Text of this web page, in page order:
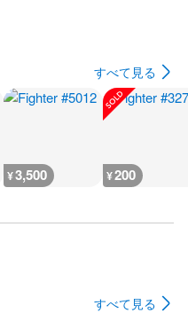
すべて見る
¥3,500 ¥200
すべて見る